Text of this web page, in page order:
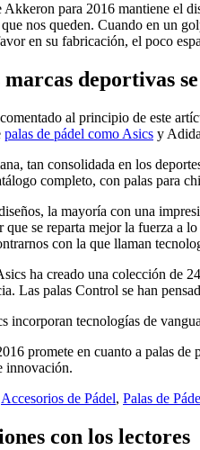
para 2016 mantiene el
nos queden. Cuando en un
en su fabricación, el poco
marcas deportivas
al principio de este
palas de pádel como Asics y
tan consolidada en los
completo, con palas para
la mayoría con una
que se reparta mejor la fuerza a
con la que llaman
ha creado una colección de
Las palas Control se han
incorporan tecnologías de
promete en cuanto a palas
innovación.
Accesorios de Pádel, Palas de
con los lectores